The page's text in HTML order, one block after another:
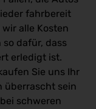
fahrbereit
alle Kosten
dafür, dass
erledigt ist.
Sie uns Ihr
überrascht sein
schweren